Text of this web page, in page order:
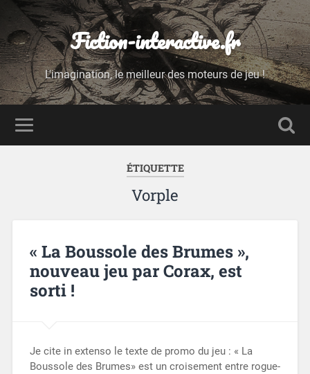
Fiction-interactive.fr
L'imagination, le meilleur des moteurs de jeu !
ÉTIQUETTE
Vorple
« La Boussole des Brumes »,
nouveau jeu par Corax, est
sorti !
Je cite in extenso le texte de promo du jeu : « La
Boussole des Brumes» est un croisement entre rogue-